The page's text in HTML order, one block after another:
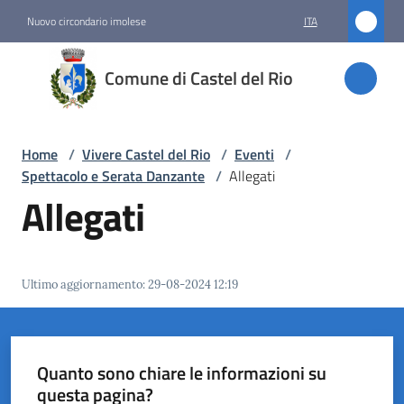
Nuovo circondario imolese ITA
Comune di Castel del Rio
Comune
di
Castel
Amministrazione
Vivere
Castel
Home / Vivere Castel del Rio / Eventi /
Spettacolo e Serata Danzante / Allegati
Allegati
Ultimo aggiornamento:29-08-2024 12:19
Quanto sono chiare le informazioni su
questa pagina?